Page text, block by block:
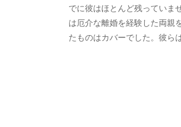
でに彼はほとんど残っていま
は厄介な離婚を経験した両親
たものはカバーでした。彼ら